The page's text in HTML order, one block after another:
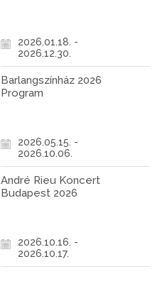
2026.01.18. -
2026.12.30.
Barlangszínház 2026
Program
2026.05.15. -
2026.10.06.
André Rieu Koncert
Budapest 2026
2026.10.16. -
2026.10.17.